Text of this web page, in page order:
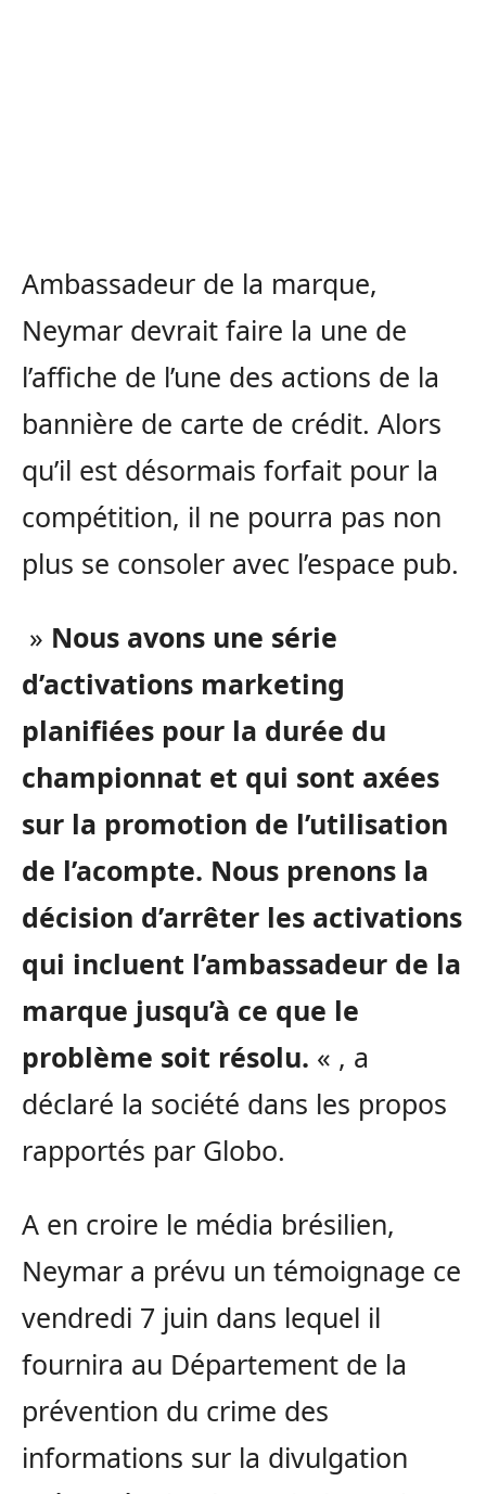
Ambassadeur de la marque,
Neymar devrait faire la une de
l’affiche de l’une des actions de la
bannière de carte de crédit. Alors
qu’il est désormais forfait pour la
compétition, il ne pourra pas non
plus se consoler avec l’espace pub.
» Nous avons une série
d’activations marketing
planifiées pour la durée du
championnat et qui sont axées
sur la promotion de l’utilisation
de l’acompte. Nous prenons la
décision d’arrêter les activations
qui incluent l’ambassadeur de la
marque jusqu’à ce que le
problème soit résolu. « , a
déclaré la société dans les propos
rapportés par Globo.
A en croire le média brésilien,
Neymar a prévu un témoignage ce
vendredi 7 juin dans lequel il
fournira au Département de la
prévention du crime des
informations sur la divulgation